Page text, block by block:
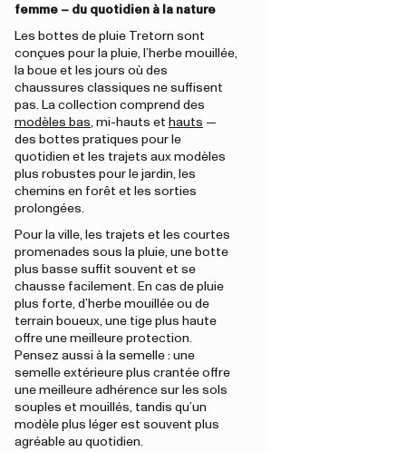
femme – du quotidien à la nature
Les bottes de pluie Tretorn sont
conçues pour la pluie, l’herbe mouillée,
la boue et les jours où des
chaussures classiques ne suffisent
pas. La collection comprend des
modèles bas, mi-hauts et hauts —
des bottes pratiques pour le
quotidien et les trajets aux modèles
plus robustes pour le jardin, les
chemins en forêt et les sorties
prolongées.
Pour la ville, les trajets et les courtes
promenades sous la pluie, une botte
plus basse suffit souvent et se
chausse facilement. En cas de pluie
plus forte, d’herbe mouillée ou de
terrain boueux, une tige plus haute
offre une meilleure protection.
Pensez aussi à la semelle : une
semelle extérieure plus crantée offre
une meilleure adhérence sur les sols
souples et mouillés, tandis qu’un
modèle plus léger est souvent plus
agréable au quotidien.